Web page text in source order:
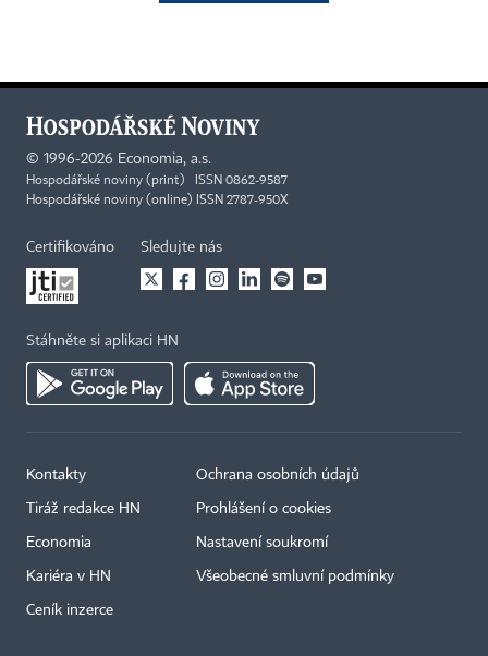
© 1996-2026 Economia, a.s.
Hospodářské noviny (print) ISSN 0862-9587
Hospodářské noviny (online) ISSN 2787-950X
Certifikováno Sledujte nás
Stáhněte si aplikaci HN
Kontakty
Tiráž redakce HN
Economia
Kariéra v HN
Ceník inzerce
Ochrana osobních údajů
Prohlášení o cookies
Nastavení soukromí
Všeobecné smluvní podmínky